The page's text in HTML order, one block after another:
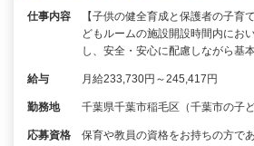
仕事内容
【子供の健全育成と保護者の子育
どもルームの施設開設時間内にお
し、安全・安心に配慮しながら基
給与 月給233,730円～245,417円
勤務地 千葉県千葉市稲毛区（千葉市の子ど
応募資格
保育や教員の資格をお持ちの方で